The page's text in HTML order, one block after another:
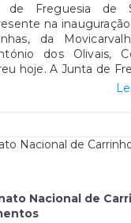
os
Serpins,
simbólico (um
a peça de
lhes uma
educativa diferente
que, desde o
aceitou fazer parte
que as
Freguesia de
na
da
dos Olivais,
hoje. A Junta de
presença no
da Movicarvalho
e para Serpins e
de Serpins
sucesso
Nacional de